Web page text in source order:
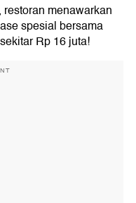
menawarkan
spesial bersama
Rp 16 juta!